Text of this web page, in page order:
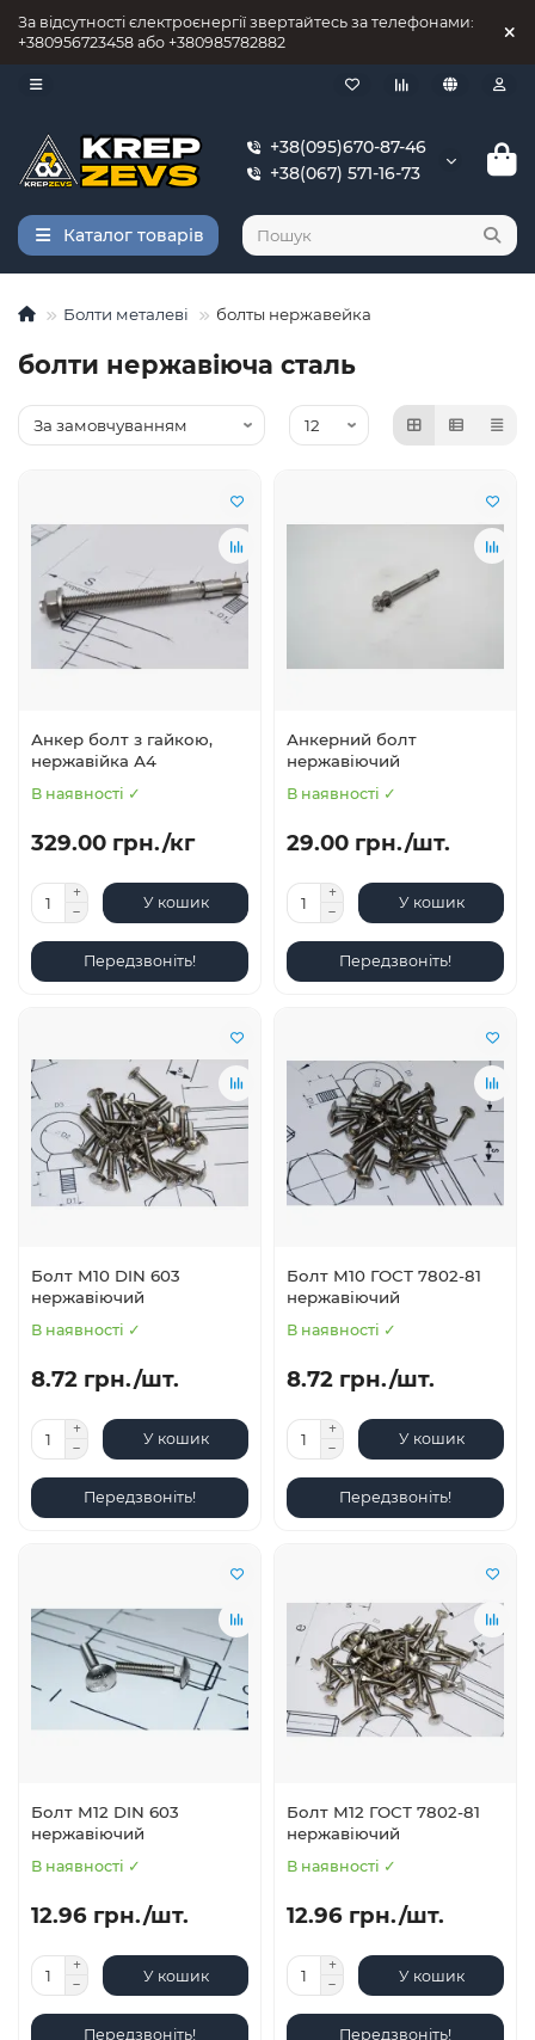
За відсутності єлектроєнергії звертайтесь за телефонами:
+380956723458 або +380985782882
+38(095)670-87-46
+38(067) 571-16-73
Каталог товарів
Болти металеві болты нержавейка
болти нержавіюча сталь
Анкер болт з гайкою,
нержавійка А4
В наявності ✓
329.00 грн./кг
У кошик
Передзвоніть!
Анкерний болт
нержавіючий
В наявності ✓
29.00 грн./шт.
У кошик
Передзвоніть!
Болт М10 DIN 603
нержавіючий
В наявності ✓
8.72 грн./шт.
У кошик
Передзвоніть!
Болт М10 ГОСТ 7802-81
нержавіючий
В наявності ✓
8.72 грн./шт.
У кошик
Передзвоніть!
Болт М12 DIN 603
нержавіючий
В наявності ✓
12.96 грн./шт.
У кошик
Передзвоніть!
Болт М12 ГОСТ 7802-81
нержавіючий
В наявності ✓
12.96 грн./шт.
У кошик
Передзвоніть!